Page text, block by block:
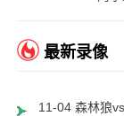
最新录像
11-04 森林狼